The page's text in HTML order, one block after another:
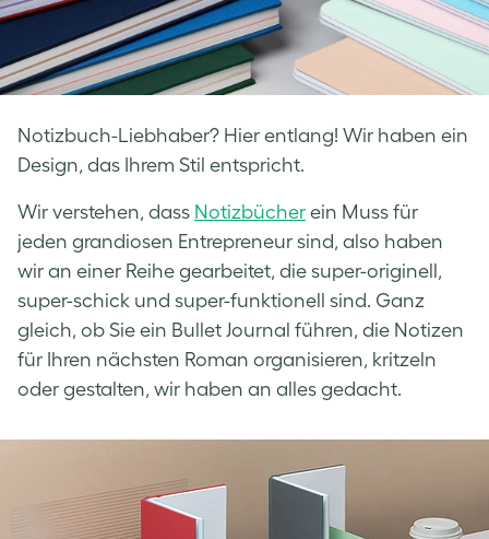
Notizbuch-Liebhaber? Hier entlang! Wir haben ein
Design, das Ihrem Stil entspricht.
Wir verstehen, dass Notizbücher ein Muss für
jeden grandiosen Entrepreneur sind, also haben
wir an einer Reihe gearbeitet, die super-originell,
super-schick und super-funktionell sind. Ganz
gleich, ob Sie ein Bullet Journal führen, die Notizen
für Ihren nächsten Roman organisieren, kritzeln
oder gestalten, wir haben an alles gedacht.